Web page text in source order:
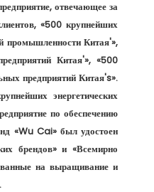
отвечающее за
«500 крупнейших
промышленности Китая'»,
Китая'», «500
предприятий Китая's».
энергетических
по обеспечению
«Wu Cai» был удостоен
брендов» и «Всемирно
на выращивание и